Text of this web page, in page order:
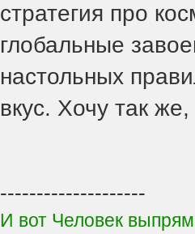
стратегия про
глобальные
настольных
вкус. Хочу так
--------------------
И вот Человек